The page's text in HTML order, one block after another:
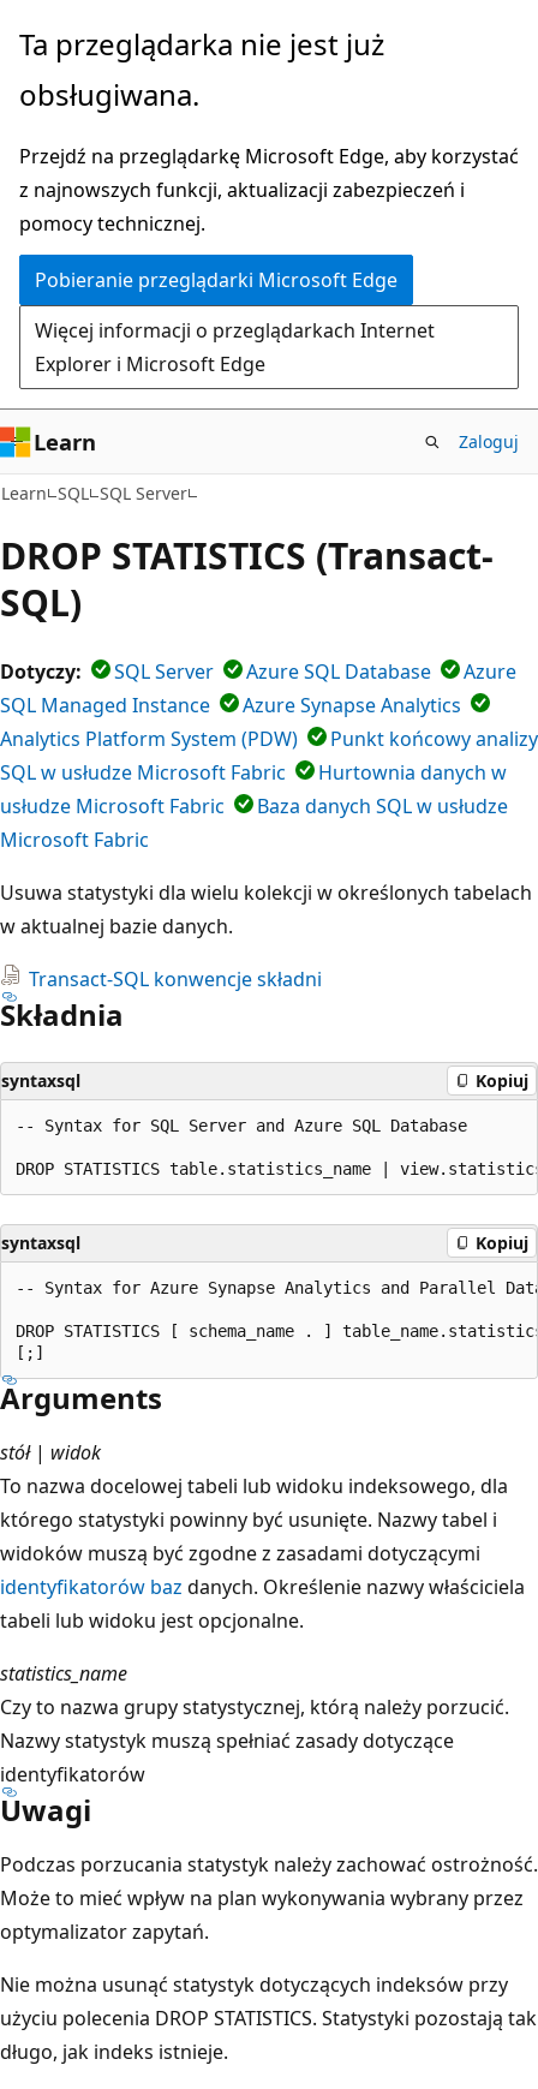
Przejdź
głównej
Ta przeglądarka nie jest już
obsługiwana.
Przejdź na przeglądarkę Microsoft Edge, aby korzystać
z najnowszych funkcji, aktualizacji zabezpieczeń i
pomocy technicznej.
Pobieranie przeglądarki Microsoft Edge
Więcej informacji o przeglądarkach Internet
Explorer i Microsoft Edge
Learn Zaloguj
Learn SQL SQL Server
DROP STATISTICS (Transact-
SQL)
Dotyczy: SQL Server Azure SQL Database
Azure
SQL Managed Instance
Azure Synapse Analytics
Analytics Platform System (PDW)
Punkt końcowy analizy
SQL w usłudze Microsoft Fabric
Hurtownia danych w
usłudze Microsoft Fabric
Baza danych SQL w usłudze
Microsoft Fabric
Usuwa statystyki dla wielu kolekcji w określonych tabelach
w aktualnej bazie danych.
Transact-SQL konwencje składni
Składnia
syntaxsql Kopiuj
-- Syntax for SQL Server and Azure SQL Database
syntaxsql Kopiuj
-- Syntax for Azure Synapse Analytics and Parallel
DROP STATISTICS [ schema_name . ]
Arguments
stół| widok
To nazwa docelowej tabeli lub widoku indeksowego, dla
którego statystyki powinny być usunięte. Nazwy tabel i
widoków muszą być zgodne z zasadami dotyczącymi
identyfikatorów baz danych. Określenie nazwy właściciela
tabeli lub widoku jest opcjonalne.
statistics_name
Czy to nazwa grupy statystycznej, którą należy porzucić.
Nazwy statystyk muszą spełniać zasady dotyczące
identyfikatorów
Uwagi
Podczas porzucania statystyk należy zachować ostrożność.
Może to mieć wpływ na plan wykonywania wybrany przez
optymalizator zapytań.
Nie można usunąć statystyk dotyczących indeksów przy
użyciu polecenia DROP STATISTICS. Statystyki pozostają tak
długo, jak indeks istnieje.